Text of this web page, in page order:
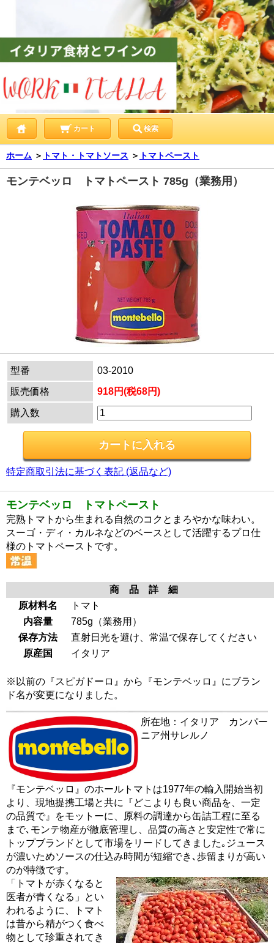
カート 検索
ホーム ＞ トマト・トマトソース ＞ トマトペースト
モンテベッロ トマトペースト 785g（業務用）
型番
03-2010
販売価格
918円(税68円)
購入数
特定商取引法に基づく表記 (返品など)
モンテベッロ トマトペースト
完熟トマトから生まれる自然のコクとまろやかな味わい。
スーゴ・ディ・カルネなどのベースとして活躍するプロ仕
様のトマトペーストです。
商 品 詳 細
原材料名
トマト
内容量
785g（業務用）
保存方法
直射日光を避け、常温で保存してください
原産国
イタリア
※以前の『スピガドーロ』から『モンテベッロ』にブラン
ド名が変更になりました。
所在地：イタリア カンパー
ニア州サレルノ
『モンテベッロ』のホールトマトは1977年の輸入開始当初
より、現地提携工場と共に『どこよりも良い商品を、一定
の品質で』をモットーに、原料の調達から缶詰工程に至る
まで､モンテ物産が徹底管理し、品質の高さと安定性で常に
トップブランドとして市場をリードしてきました｡ジュース
が濃いためソースの仕込み時間が短縮でき､歩留まりが高い
のが特徴です。
「トマトが赤くなると
医者が青くなる」とい
われるように、トマト
は昔から精がつく食べ
物として珍重されてき